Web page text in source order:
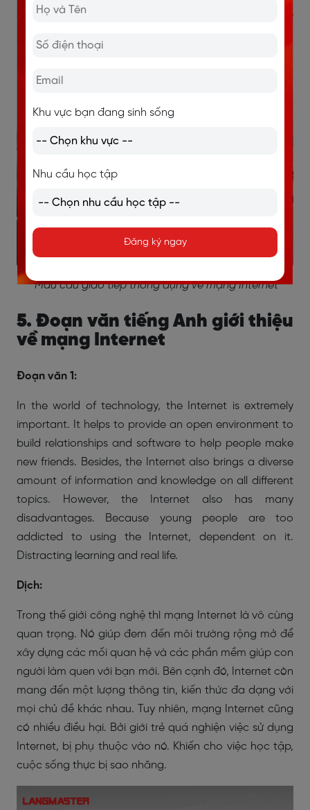
Didn’t you set up a firewall?: Bạn không biết lập
Input the password: Nhập mật khẩu
Mẫu câu giao tiếp thông dụng về mạng Internet
5. Đoạn văn tiếng Anh giới thiệu
về mạng Internet
Đoạn văn 1:
In the world of technology, the Internet is extremely
important. It helps to provide an open environment to
build relationships and software to help people make
new friends. Besides, the Internet also brings a diverse
amount of information and knowledge on all different
topics. However, the Internet also has many
disadvantages. Because young people are too
addicted to using the Internet, dependent on it.
Distracting learning and real life.
Dịch:
Trong thế giới công nghệ thì mạng Internet là vô cùng
quan trọng. Nó giúp đem đến môi trường rộng mở để
xây dựng các mối quan hệ và các phần mềm giúp con
người làm quen với bạn mới. Bên cạnh đó, Internet còn
mang đến một lượng thông tin, kiến thức đa dạng với
mọi chủ đề khác nhau. Tuy nhiên, mạng Internet cũng
có nhiều điều hại. Bởi giới trẻ quá nghiện việc sử dụng
Internet, bị phụ thuộc vào nó. Khiến cho việc học tập,
cuộc sống thực bị sao nhãng.
Khu vực bạn đang sinh sống
Nhu cầu học tập
Đăng ký ngay